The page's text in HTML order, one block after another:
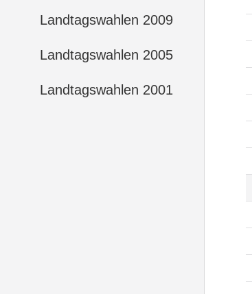
Landtagswahlen 2009
Landtagswahlen 2005
Landtagswahlen 2001